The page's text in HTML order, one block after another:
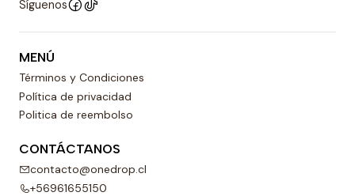
Síguenos
MENÚ
Términos y Condiciones
Política de privacidad
Politica de reembolso
CONTÁCTANOS
contacto@onedrop.cl
+56961655150